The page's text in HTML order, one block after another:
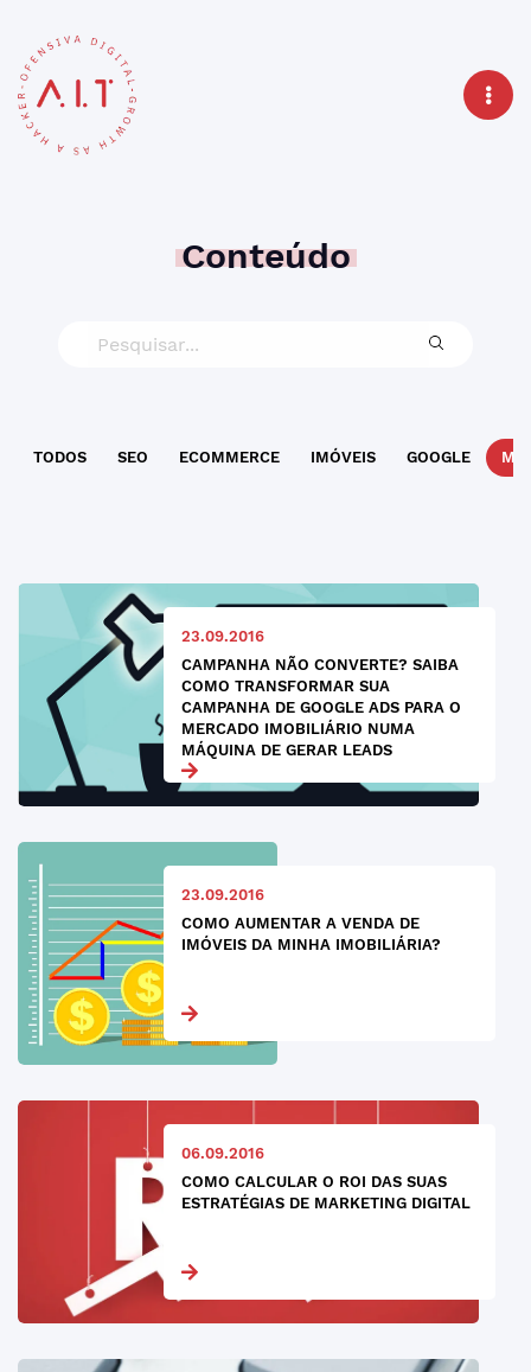
Conteúdo
TODOS SEO ECOMMERCE IMÓVEIS GOOGLE
23.09.2016
CAMPANHA NÃO CONVERTE? SAIBA
COMO TRANSFORMAR SUA
CAMPANHA DE GOOGLE ADS PARA O
MERCADO IMOBILIÁRIO NUMA
MÁQUINA DE GERAR LEADS
23.09.2016
COMO AUMENTAR A VENDA DE
IMÓVEIS DA MINHA IMOBILIÁRIA?
06.09.2016
COMO CALCULAR O ROI DAS SUAS
ESTRATÉGIAS DE MARKETING DIGITAL